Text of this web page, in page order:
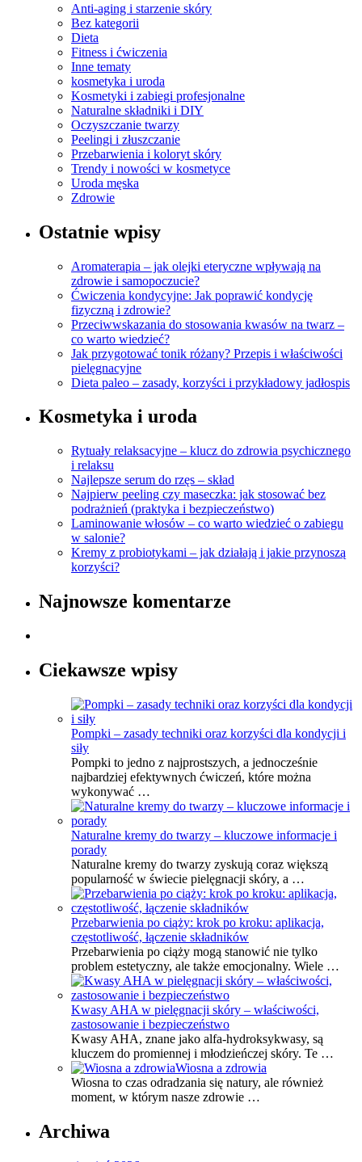
Anti-aging i starzenie skóry
Bez kategorii
Dieta
Fitness i ćwiczenia
Inne tematy
kosmetyka i uroda
Kosmetyki i zabiegi profesjonalne
Naturalne składniki i DIY
Oczyszczanie twarzy
Peelingi i złuszczanie
Przebarwienia i koloryt skóry
Trendy i nowości w kosmetyce
Uroda męska
Zdrowie
Ostatnie wpisy
Aromaterapia – jak olejki eteryczne wpływają na
zdrowie i samopoczucie?
Ćwiczenia kondycyjne: Jak poprawić kondycję
fizyczną i zdrowie?
Przeciwwskazania do stosowania kwasów na twarz –
co warto wiedzieć?
Jak przygotować tonik różany? Przepis i właściwości
pielęgnacyjne
Dieta paleo – zasady, korzyści i przykładowy jadłospis
Kosmetyka i uroda
Rytuały relaksacyjne – klucz do zdrowia psychicznego
i relaksu
Najlepsze serum do rzęs – skład
Najpierw peeling czy maseczka: jak stosować bez
podrażnień (praktyka i bezpieczeństwo)
Laminowanie włosów – co warto wiedzieć o zabiegu
w salonie?
Kremy z probiotykami – jak działają i jakie przynoszą
korzyści?
Najnowsze komentarze
Ciekawsze wpisy
Pompki – zasady techniki oraz korzyści dla kondycji i
siły
Pompki to jedno z najprostszych, a jednocześnie
najbardziej efektywnych ćwiczeń, które można
wykonywać …
Naturalne kremy do twarzy – kluczowe informacje i
porady
Naturalne kremy do twarzy zyskują coraz większą
popularność w świecie pielęgnacji skóry, a …
Przebarwienia po ciąży: krok po kroku: aplikacja,
częstotliwość, łączenie składników
Przebarwienia po ciąży mogą stanowić nie tylko
problem estetyczny, ale także emocjonalny. Wiele …
Kwasy AHA w pielęgnacji skóry – właściwości,
zastosowanie i bezpieczeństwo
Kwasy AHA, znane jako alfa-hydroksykwasy, są
kluczem do promiennej i młodzieńczej skóry. Te …
Wiosna a zdrowia
Wiosna to czas odradzania się natury, ale również
moment, w którym nasze zdrowie …
Archiwa